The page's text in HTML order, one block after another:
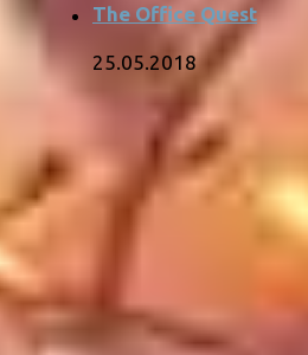
The Office Quest
25.05.2018